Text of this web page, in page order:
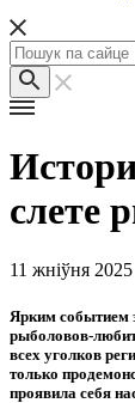
слете
11 жніўня 2025
Ярким событием
рыболовов-
всех уголков
только
проявила себя